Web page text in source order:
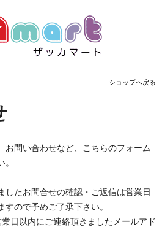
ショップへ戻る
お問い合わせなど、こちらのフォーム
したお問合せの確認・ご返信は営業日
ので予めご了承下さい。
日以内にご連絡頂きましたメールアド